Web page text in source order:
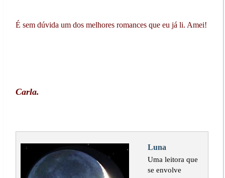
É sem dúvida um dos melhores romances que eu já li. Amei!
Carla.
Luna
Uma leitora que
se envolve